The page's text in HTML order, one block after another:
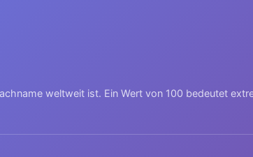
weltweit ist. Ein Wert von 100 bedeutet